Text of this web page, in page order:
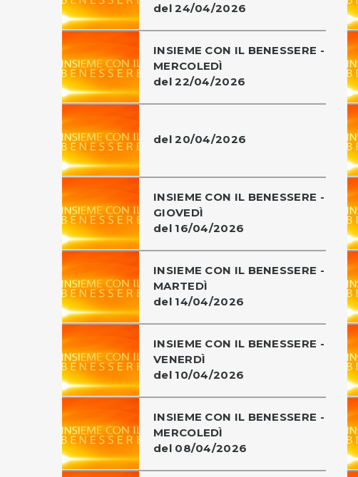
del 24/04/2026
INSIEME CON IL BENESSERE -
MERCOLEDÌ
del 22/04/2026
del 20/04/2026
INSIEME CON IL BENESSERE -
GIOVEDÌ
del 16/04/2026
INSIEME CON IL BENESSERE -
MARTEDÌ
del 14/04/2026
INSIEME CON IL BENESSERE -
VENERDÌ
del 10/04/2026
INSIEME CON IL BENESSERE -
MERCOLEDÌ
del 08/04/2026